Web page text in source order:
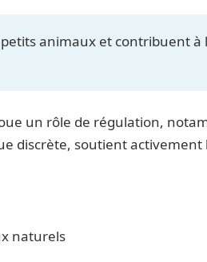
animaux et contribuent à
un rôle de régulation,
discrète, soutient activement
naturels